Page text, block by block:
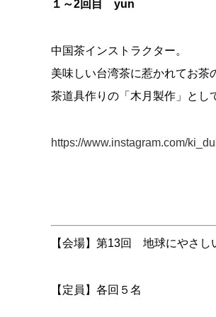
１～2回目 yun
中国茶インストラクター。
美味しい台湾茶に惹かれてお茶
茶道具作りの「木月製作」とし
https://www.instagram.com/
【会場】第13回 地球にやさ
【定員】各回５名